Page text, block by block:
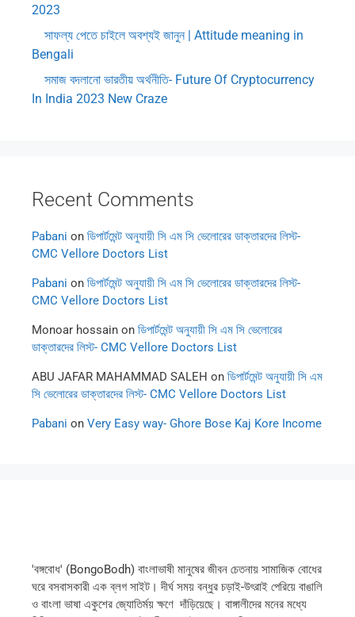
2023
সাফল্য পেতে চাইলে অবশ্যই জানুন | Attitude meaning in
Bengali
সমাজ বদলানো ভারতীয় অর্থনীতি- Future Of Cryptocurrency
In India 2023 New Craze
Recent Comments
Pabani on ডিপার্টমেন্ট অনুযায়ী সি এম সি ভেলোরের ডাক্তারদের লিস্ট-
CMC Vellore Doctors List
Pabani on ডিপার্টমেন্ট অনুযায়ী সি এম সি ভেলোরের ডাক্তারদের লিস্ট-
CMC Vellore Doctors List
Monoar hossain on ডিপার্টমেন্ট অনুযায়ী সি এম সি ভেলোরের
ডাক্তারদের লিস্ট- CMC Vellore Doctors List
ABU JAFAR MAHAMMAD SALEH on ডিপার্টমেন্ট অনুযায়ী সি এম
সি ভেলোরের ডাক্তারদের লিস্ট- CMC Vellore Doctors List
Pabani on Very Easy way- Ghore Bose Kaj Kore Income
'বঙ্গবোধ' (BongoBodh) বাংলাভাষী মানুষের জীবন চেতনায় সামাজিক বোধের
ঘরে বসবাসকারী এক ব্লগ সাইট। দীর্ঘ সময় বন্ধুর চড়াই-উৎরাই পেরিয়ে বাঙালি
ও বাংলা ভাষা একুশের জ্যোতির্ময় ক্ষণে দাঁড়িয়েছে। বাঙ্গালীদের মনের মধ্যে